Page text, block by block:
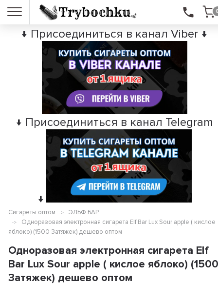
↓ Присоединиться в канал Viber ↓
↓ Присоединиться в канал Telegram
↓
Сигареты оптом
ЭЛЬФ БАР
Одноразовая электронная сигарета Elf Bar Lux Sour apple ( кислое
яблоко) (1500 Затяжек) дешево оптом
Одноразовая электронная сигарета Elf
Bar Lux Sour apple ( кислое яблоко) (1500
Затяжек) дешево оптом